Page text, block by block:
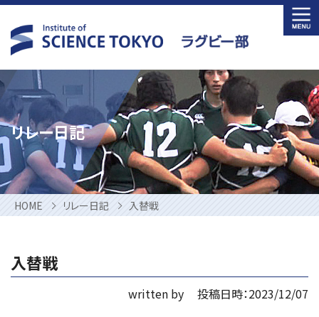
Skip
to
content
リレー日記
HOME リレー日記 入替戦
入替戦
written by
投稿日時：2023/12/07